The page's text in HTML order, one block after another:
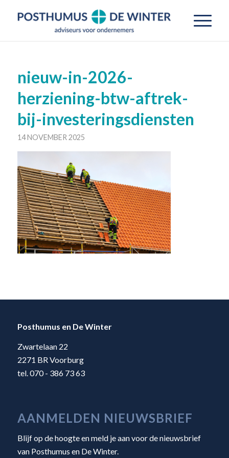
nieuw-in-2026-
herziening-btw-aftrek-
bij-investeringsdiensten
14 NOVEMBER 2025
Posthumus en De Winter
Zwartelaan 22
2271 BR Voorburg
tel. 070 - 386 73 63
AANMELDEN NIEUWSBRIEF
Blijf op de hoogte en meld je aan voor de nieuwsbrief
van Posthumus en De Winter.